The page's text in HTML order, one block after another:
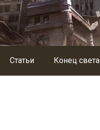
Статьи Конец света